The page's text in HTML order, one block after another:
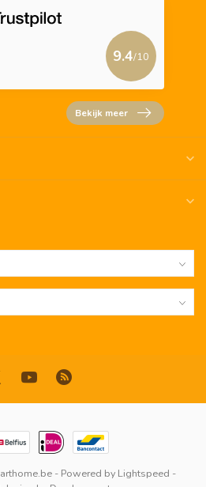
9.4/10
Bekijk meer
- Powered by Lightspeed -